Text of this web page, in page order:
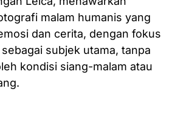
malam humanis yang
dan cerita, dengan fokus
subjek utama, tanpa
kondisi siang-malam atau